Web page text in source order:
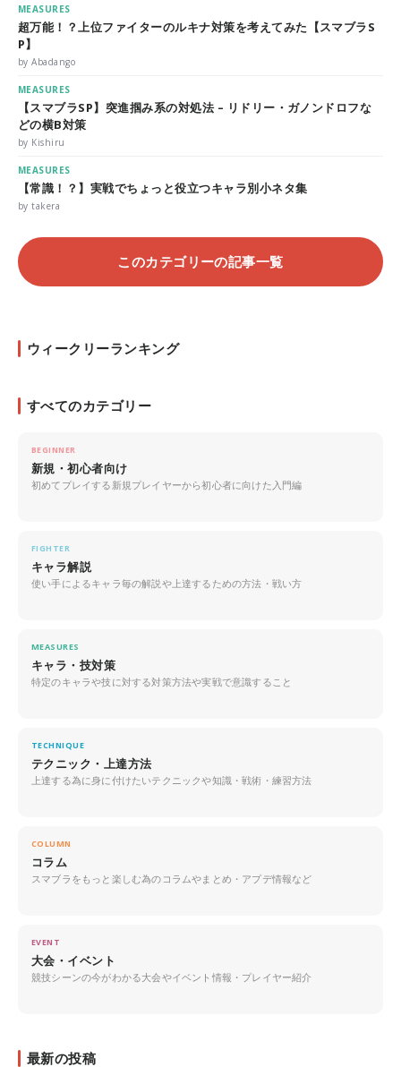
MEASURES
超万能！？上位ファイターのルキナ対策を考えてみた【スマブラS
P】
by Abadango
MEASURES
【スマブラSP】突進掴み系の対処法 – リドリー・ガノンドロフな
どの横B対策
by Kishiru
MEASURES
【常識！？】実戦でちょっと役立つキャラ別小ネタ集
by takera
このカテゴリーの記事一覧
ウィークリーランキング
すべてのカテゴリー
BEGINNER
新規・初心者向け
初めてプレイする新規プレイヤーから初心者に向けた入門編
FIGHTER
キャラ解説
使い手によるキャラ毎の解説や上達するための方法・戦い方
MEASURES
キャラ・技対策
特定のキャラや技に対する対策方法や実戦で意識すること
TECHNIQUE
テクニック・上達方法
上達する為に身に付けたいテクニックや知識・戦術・練習方法
COLUMN
コラム
スマブラをもっと楽しむ為のコラムやまとめ・アプデ情報など
EVENT
大会・イベント
競技シーンの今がわかる大会やイベント情報・プレイヤー紹介
最新の投稿